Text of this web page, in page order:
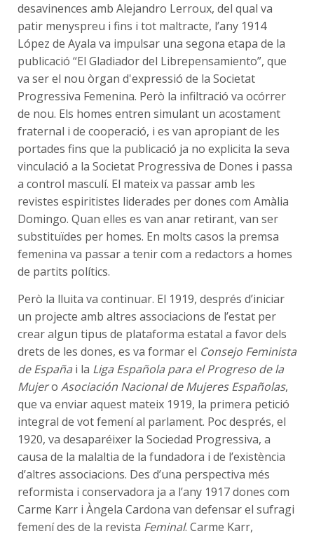
desavinences amb Alejandro Lerroux, del qual va
patir menyspreu i fins i tot maltracte, l’any 1914
López de Ayala va impulsar una segona etapa de la
publicació “El Gladiador del Librepensamiento”, que
va ser el nou òrgan d'expressió de la Societat
Progressiva Femenina. Però la infiltració va ocórrer
de nou. Els homes entren simulant un acostament
fraternal i de cooperació, i es van apropiant de les
portades fins que la publicació ja no explicita la seva
vinculació a la Societat Progressiva de Dones i passa
a control masculí. El mateix va passar amb les
revistes espiritistes liderades per dones com Amàlia
Domingo. Quan elles es van anar retirant, van ser
substituïdes per homes. En molts casos la premsa
femenina va passar a tenir com a redactors a homes
de partits polítics.
Però la lluita va continuar. El 1919, després d’iniciar
un projecte amb altres associacions de l’estat per
crear algun tipus de plataforma estatal a favor dels
drets de les dones, es va formar el Consejo Feminista
de España​ i la Liga Española para el Progreso de la
Mujero Asociación Nacional de Mujeres Españolas,
que va enviar aquest mateix 1919, la primera petició
integral de vot femení al parlament.​ Poc després, el
1920, va desaparéixer la Sociedad Progressiva, a
causa de la malaltia de la fundadora i de l’existència
d’altres associacions. Des d’una perspectiva més
reformista i conservadora ja a l’any 1917 dones com
Carme Karr i Àngela Cardona van defensar el sufragi
femení des de la revista Feminal. Carme Karr,